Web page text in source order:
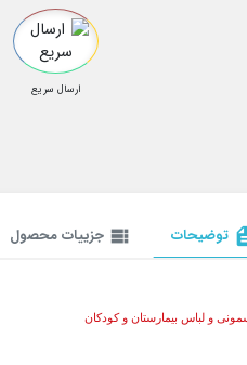
ارسال سریع
توضیحات view_list جزییات محصول
و لباس بیمارستان و کودکان